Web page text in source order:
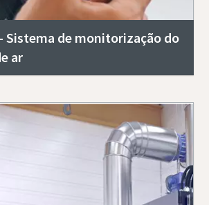
Sistema de monitorização do
ar